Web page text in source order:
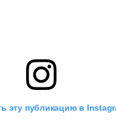
эту публикацию в